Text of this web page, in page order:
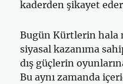
kaderden şikayet
Bugün Kürtlerin hala
siyasal kazanıma
dış güçlerin
Bu aynı zamanda